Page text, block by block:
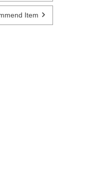
Item